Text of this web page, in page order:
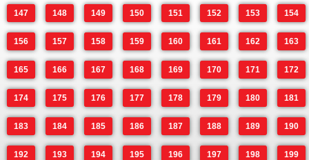
147 148 149 150 151 152 153 154
156 157 158 159 160 161 162 163
165 166 167 168 169 170 171 172
174 175 176 177 178 179 180 181
183 184 185 186 187 188 189 190
192 193 194 195 196 197 198 199